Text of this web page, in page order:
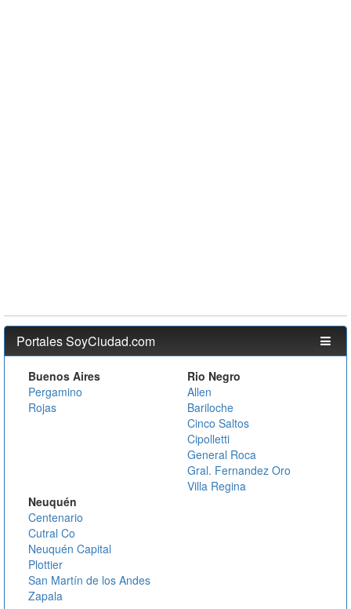
Portales SoyCiudad.com
Buenos Aires
Pergamino
Rojas
Rio Negro
Allen
Bariloche
Cinco Saltos
Cipolletti
General Roca
Gral. Fernandez Oro
Villa Regina
Neuquén
Centenario
Cutral Co
Neuquén Capital
Plottier
San Martín de los Andes
Zapala